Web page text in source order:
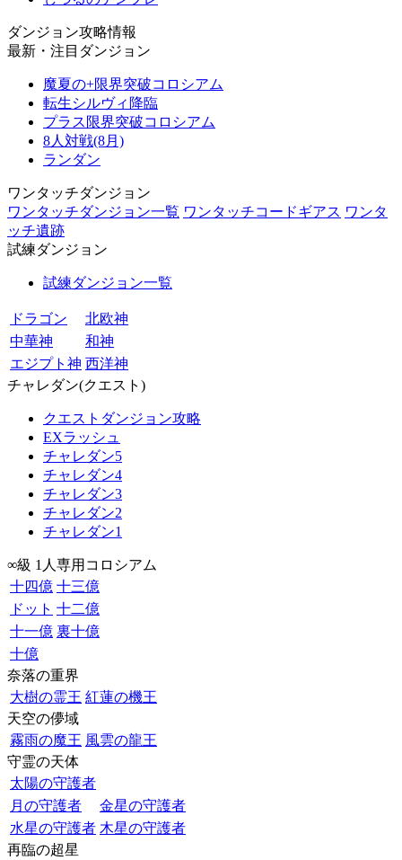
ダンジョン攻略情報
最新・注目ダンジョン
魔夏の+限界突破コロシアム
転生シルヴィ降臨
プラス限界突破コロシアム
8人対戦(8月)
ランダン
ワンタッチダンジョン
ワンタッチダンジョン一覧 ワンタッチコードギアス ワンタ
ッチ遺跡
試練ダンジョン
試練ダンジョン一覧
ドラゴン
北欧神
中華神
和神
エジプト神 西洋神
チャレダン(クエスト)
クエストダンジョン攻略
EXラッシュ
チャレダン5
チャレダン4
チャレダン3
チャレダン2
チャレダン1
∞級 1人専用コロシアム
十四億 十三億
ドット 十二億
十一億 裏十億
十億
奈落の重界
大樹の霊王 紅蓮の機王
天空の儚域
霧雨の魔王 風雲の龍王
守霊の天体
太陽の守護者
月の守護者
金星の守護者
水星の守護者 木星の守護者
再臨の超星